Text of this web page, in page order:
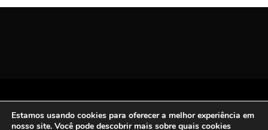
Todos os Direitos Reservados | San Carlos FM
2021.
Estamos usando cookies para oferecer a melhor experiência em
nosso site. Você pode descobrir mais sobre quais cookies